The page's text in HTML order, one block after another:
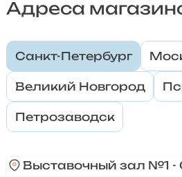
Адреса
Санкт-Петербург
Великий Новгород
Петрозаводск
Выставочный зал №1 -